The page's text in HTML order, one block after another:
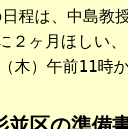
程は、中島教
２ヶ月ほしい
木）午前11時